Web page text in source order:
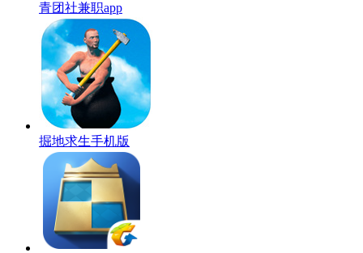
青团社兼职app
掘地求生手机版